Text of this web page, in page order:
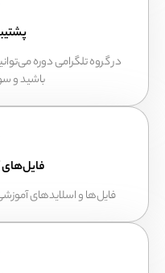
پشتیبانی و حمایت
تلگرامی دوره می‌توانید با
باشید و سوالات‌تان را
فایل‌های آموزشی
و اسلایدهای آموزشی دوره در